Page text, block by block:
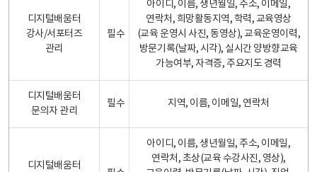
디지털배움터
강사/서포터즈
관리
필수
아이디, 이름, 생년월일, 주소, 이메일,
연락처, 희망활동지역, 학력, 교육영상
(교육 운영시 사진, 동영상), 교육운영이력,
방문기록(날짜, 시각), 실시간 양방향교육
가능여부, 자격증, 주요지도 경력
디지털배움터
문의자 관리
필수 지역, 이름, 이메일, 연락처
디지털배움터
아이디, 이름, 생년월일, 주소, 이메일,
연락처, 초상(교육 수강사진, 영상),